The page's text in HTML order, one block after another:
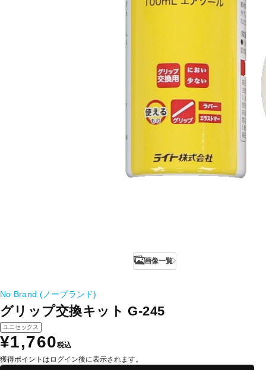
画像一覧
No Brand (ノーブランド)
グリップ交換キット G-245
ユニセックス
¥1,760税込
獲得ポイントはログイン後に表示されます。